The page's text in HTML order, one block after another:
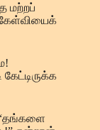
மற்றப்